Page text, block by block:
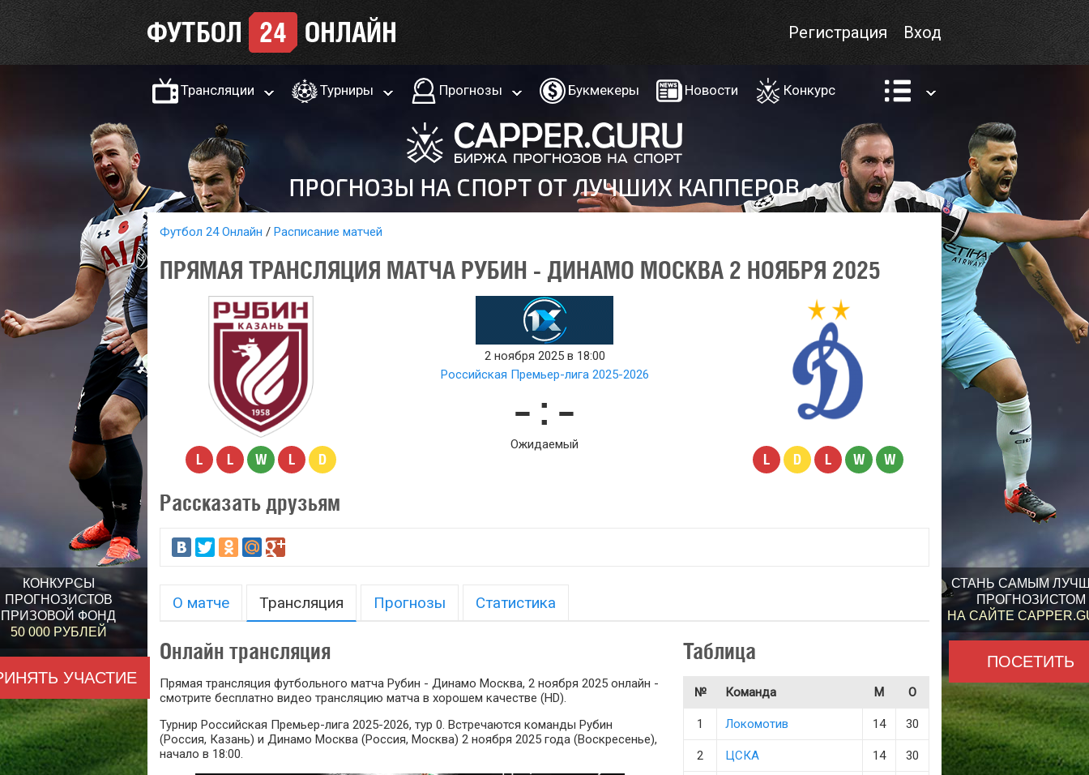
КОНКУРСЫ
ПРОГНОЗИСТОВ
ПРИЗОВОЙ ФОНД
50 000 РУБЛЕЙ
УЧАСТИЕ
СТАНЬ САМЫМ
ПРОГНОЗИСТОМ
НА САЙТЕ
ПОСЕТИТЬ
Вход
Регистрация
Трансляции Турниры Прогнозы Букмекеры Новости Конкурс
Футбол 24 Онлайн Расписание матчей
ПРЯМАЯ ТРАНСЛЯЦИЯ МАТЧА РУБИН - ДИНАМО МОСКВА 2 НОЯБРЯ 2025
L L W L D
2 ноября 2025 в 18:00
Российская Премьер-лига 2025-2026
– : –
Ожидаемый
L D L W W
Рассказать друзьям
О матче Трансляция Прогнозы Статистика
Онлайн трансляция
Прямая трансляция футбольного матча Рубин - Динамо Москва, 2 ноября 2025 онлайн -
смотрите бесплатно видео трансляцию матча в хорошем качестве (HD).
Турнир Российская Премьер-лига 2025-2026, тур 0. Встречаются команды Рубин
(Россия, Казань) и Динамо Москва (Россия, Москва) 2 ноября 2025 года (Воскресенье),
начало в 18:00.
Таблица
№ Команда М О
1 Локомотив 14 30
2 ЦСКА 14 30